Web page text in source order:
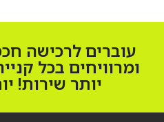
עוברים לרכישה
ומרוויחים בכל
יותר שירות!